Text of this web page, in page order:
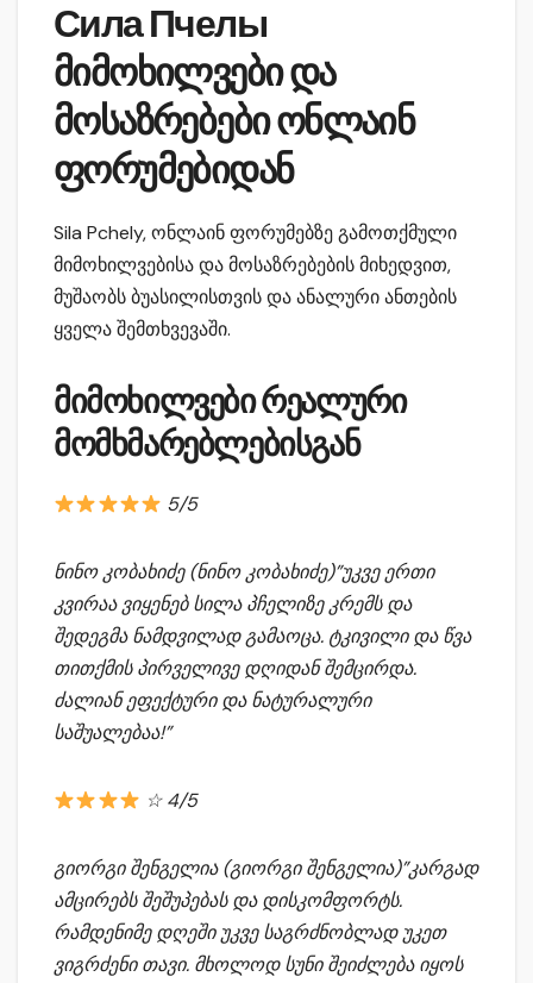
Сила Пчелы
მიმოხილვები და
მოსაზრებები ონლაინ
ფორუმებიდან
Sila Pchely, ონლაინ ფორუმებზე გამოთქმული
მიმოხილვებისა და მოსაზრებების მიხედვით,
მუშაობს ბუასილისთვის და ანალური ანთების
ყველა შემთხვევაში.
მიმოხილვები რეალური
მომხმარებლებისგან
5/5
ნინო კობახიძე (ნინო კობახიძე)”უკვე ერთი
კვირაა ვიყენებ სილა პჩელიზე კრემს და
შედეგმა ნამდვილად გამაოცა. ტკივილი და წვა
თითქმის პირველივე დღიდან შემცირდა.
ძალიან ეფექტური და ნატურალური
საშუალებაა!”
☆ 4/5
გიორგი შენგელია (გიორგი შენგელია)”კარგად
ამცირებს შეშუპებას და დისკომფორტს.
რამდენიმე დღეში უკვე საგრძნობლად უკეთ
ვიგრძენი თავი. მხოლოდ სუნი შეიძლება იყოს